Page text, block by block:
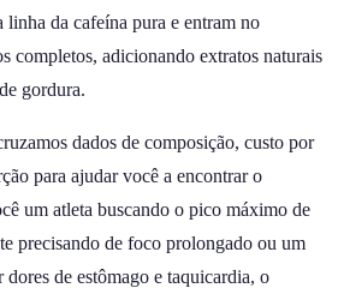
linha da cafeína pura e entram no
completos, adicionando extratos naturais
gordura.
dados de composição, custo por
para ajudar você a encontrar o
um atleta buscando o pico máximo de
precisando de foco prolongado ou um
de estômago e taquicardia, o